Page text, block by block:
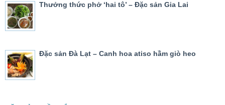
Thưởng thức phở ‘hai tô’ – Đặc sản Gia Lai
Đặc sản Đà Lạt – Canh hoa atiso hầm giò heo